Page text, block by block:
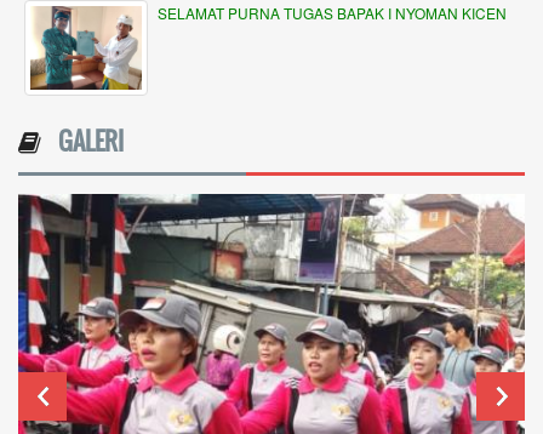
SELAMAT PURNA TUGAS BAPAK I NYOMAN KICEN
GALERI